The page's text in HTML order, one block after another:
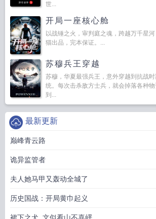
世...
开局一座核心舱
以战锤之火，审判庭之魂，跨越万千星
猫出品，完本保证。...
苏穆兵王穿越
苏穆，华夏最强兵王，意外穿越到抗战
统。每次击杀敌方士兵，就会掉落各种
到...
最新更新
巅峰青云路
诡异监管者
夫人她马甲又轰动全城了
历史国战：开局黄巾起义